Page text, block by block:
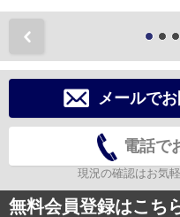
メールで
電話で
現況の確認はお気
無料会員登録はこち